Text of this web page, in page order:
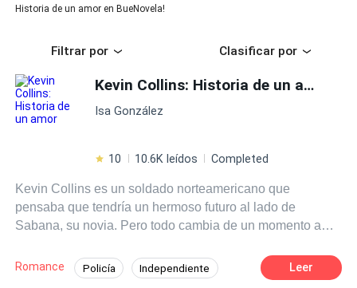
Historia de un amor en BueNovela!
Filtrar por Clasificar por
Kevin Collins: Historia de un amor
Isa González
10 10.6K leídos Completed
Kevin Collins es un soldado norteamericano que
pensaba que tendría un hermoso futuro al lado de
Sabana, su novia. Pero todo cambia de un momento a
Devastado, Kevin piensa que jamás volverá a
enamorarse , pero está totalmente equivocado , ya que
Romance Policía Independiente Leer